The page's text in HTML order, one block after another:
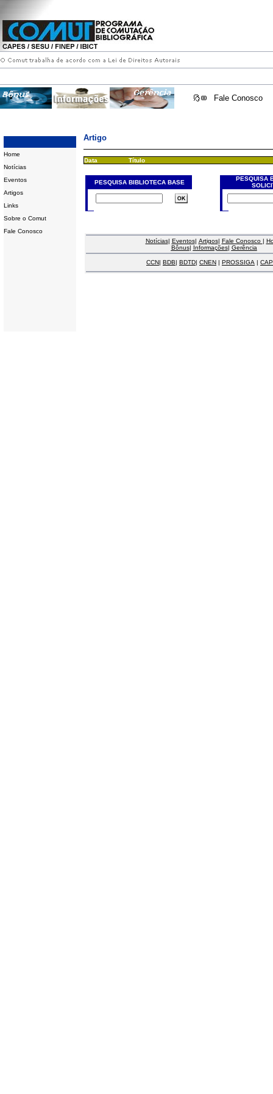
Fale Conosco
Home
Notícias
Eventos
Artigos
Links
Sobre o Comut
Fale Conosco
Artigo
Data Título
PESQUISA BIBLIOTECA BASE
PESQUISA
Notícias| Eventos| Artigos| Fale Conosco |
Bônus| Informações| Gerência
CCN| BDB| BDTD| CNEN | PROSSIGA |